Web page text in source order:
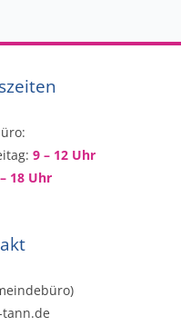
9 – 12 Uhr
18 Uhr